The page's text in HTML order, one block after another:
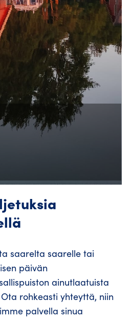
saarelta saarelle tai
päivän
ainutlaatuista
rohkeasti yhteyttä, niin
palvella sinua